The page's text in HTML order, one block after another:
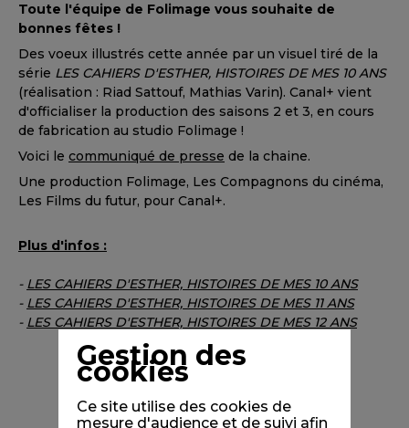
Toute l'équipe de Folimage vous souhaite de
bonnes fêtes !
Des voeux illustrés cette année par un visuel tiré de la
série LES CAHIERS D'ESTHER, HISTOIRES DE MES 10 ANS
(réalisation : Riad Sattouf, Mathias Varin). Canal+ vient
d'officialiser la production des saisons 2 et 3, en cours
de fabrication au studio Folimage !
Voici le communiqué de presse de la chaine.
Une production Folimage, Les Compagnons du cinéma,
Les Films du futur, pour Canal+.
Plus d'infos :
- LES CAHIERS D'ESTHER, HISTOIRES DE MES 10 ANS
- LES CAHIERS D'ESTHER, HISTOIRES DE MES 11 ANS
- LES CAHIERS D'ESTHER, HISTOIRES DE MES 12 ANS
Gestion des
cookies
Ce site utilise des cookies de
mesure d'audience et de suivi afin